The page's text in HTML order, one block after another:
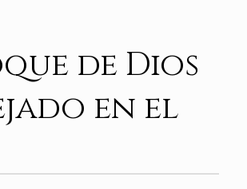
de Dios
en el